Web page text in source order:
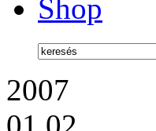
Shop
2007